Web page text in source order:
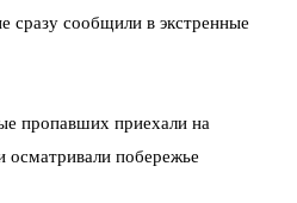
сразу сообщили в экстренные
пропавших приехали на
осматривали побережье